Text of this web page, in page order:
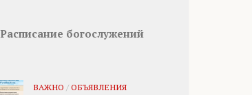
Расписание богослужений
ВАЖНО / ОБЪЯВЛЕНИЯ